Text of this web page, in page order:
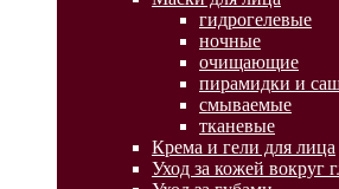
гидрогелевые
ночные
очищающие
пирамидки и
смываемые
тканевые
Крема и гели для лица
Уход за кожей вокруг